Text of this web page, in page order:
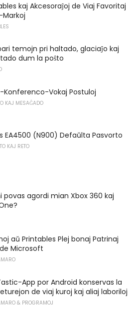
kaj Akcesoraĵoj de Viaj Favoritaj
temojn pri haltado, glaciaĵo kaj
dum la poŝto
Konferenco-Vokaj Postuloj
KAJ MESAĜADO
EA4500 (N900) Defaŭlta Pasvorto
KAJ RETO
povas agordi mian Xbox 360 kaj
aŭ Printables Plej bonaj Patrinaj
Microsoft
App por Android konservas la
de viaj kuroj kaj aliaj laboriloj
& PROGRAMOJ